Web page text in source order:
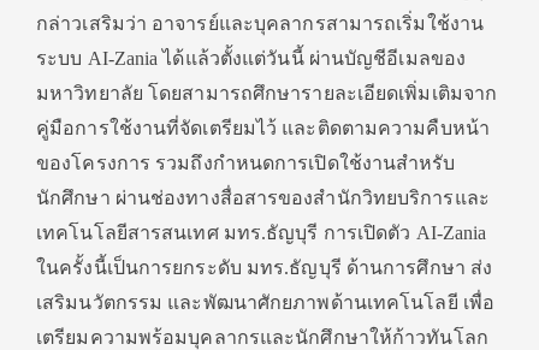
กล่าวเสริมว่า อาจารย์และบุคลากรสามารถเริ่มใช้งาน
ระบบ AI-Zania ได้แล้วตั้งแต่วันนี้ ผ่านบัญชีอีเมลของ
มหาวิทยาลัย โดยสามารถศึกษารายละเอียดเพิ่มเติมจาก
คู่มือการใช้งานที่จัดเตรียมไว้ และติดตามความคืบหน้า
ของโครงการ รวมถึงกำหนดการเปิดใช้งานสำหรับ
นักศึกษา ผ่านช่องทางสื่อสารของสำนักวิทยบริการและ
เทคโนโลยีสารสนเทศ มทร.ธัญบุรี การเปิดตัว AI-Zania
ในครั้งนี้เป็นการยกระดับ มทร.ธัญบุรี ด้านการศึกษา ส่ง
เสริมนวัตกรรม และพัฒนาศักยภาพด้านเทคโนโลยี เพื่อ
เตรียมความพร้อมบุคลากรและนักศึกษาให้ก้าวทันโลก